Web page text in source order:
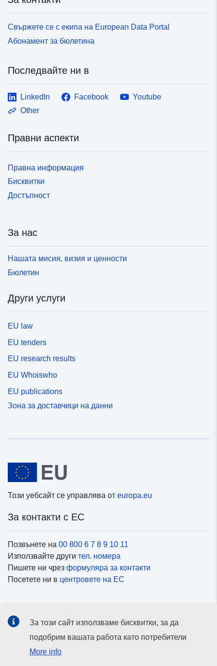
Свържете се с екипа на European Data Portal
Абонамент за бюлетина
Последвайте ни в
LinkedIn Facebook
Youtube
Other
Правни аспекти
Правна информация
Бисквитки
Достъпност
За нас
Нашата мисия, визия и ценности
Бюлетин
Други услуги
EU law
EU tenders
EU research results
EU Whoiswho
EU publications
Зона за доставчици на данни
Този уебсайт се управлява от europa.eu
За контакти с ЕС
Позвънете на 00 800 6 7 8 9 10 11
Използвайте други тел. номера
Пишете ни чрез формуляра за контакти
Посетете ни в центровете на ЕС
Вижте профили на ЕС в социалните медии
За този сайт използваме бисквитки, за да
подобрим вашата работа като потребители
More info